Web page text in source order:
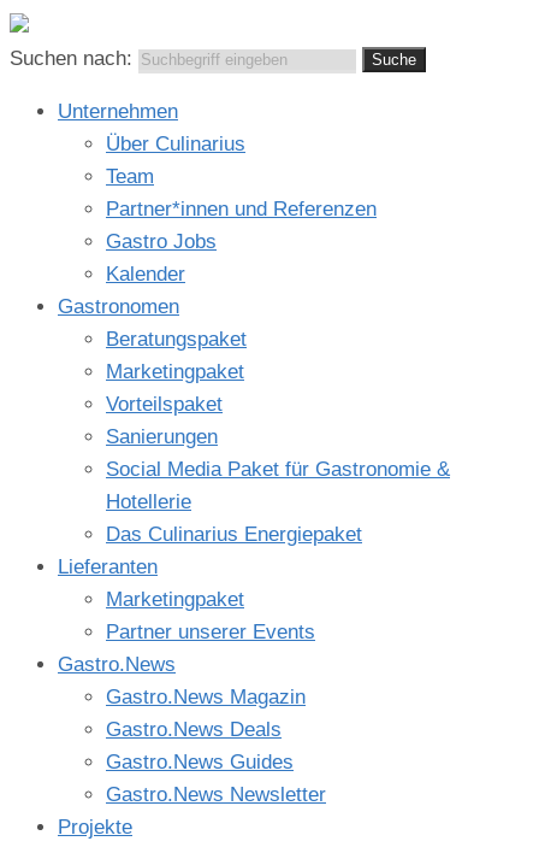
Suchen nach:
Unternehmen
Über Culinarius
Team
Partner*innen und Referenzen
Gastro Jobs
Kalender
Gastronomen
Beratungspaket
Marketingpaket
Vorteilspaket
Sanierungen
Social Media Paket für Gastronomie &
Hotellerie
Das Culinarius Energiepaket
Lieferanten
Marketingpaket
Partner unserer Events
Gastro.News
Gastro.News Magazin
Gastro.News Deals
Gastro.News Guides
Gastro.News Newsletter
Projekte